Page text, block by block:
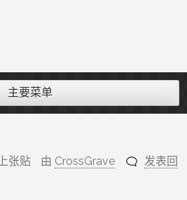
主要菜单
上张贴 由 CrossGrave
发表回